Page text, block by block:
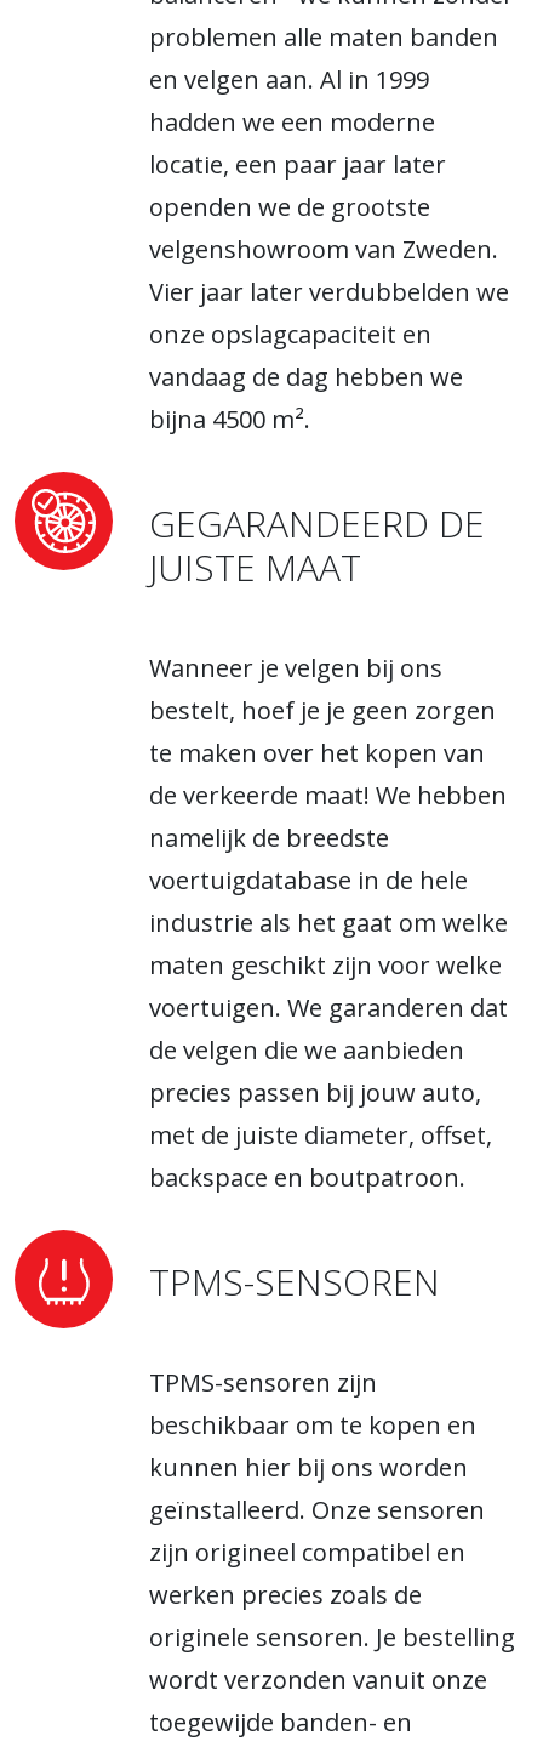
problemen alle maten banden
en velgen aan. Al in 1999
hadden we een moderne
locatie, een paar jaar later
openden we de grootste
velgenshowroom van Zweden.
Vier jaar later verdubbelden we
onze opslagcapaciteit en
vandaag de dag hebben we
bijna 4500 m².
GEGARANDEERD DE
JUISTE MAAT
Wanneer je velgen bij ons
bestelt, hoef je je geen zorgen
te maken over het kopen van
de verkeerde maat! We hebben
namelijk de breedste
voertuigdatabase in de hele
industrie als het gaat om welke
maten geschikt zijn voor welke
voertuigen. We garanderen dat
de velgen die we aanbieden
precies passen bij jouw auto,
met de juiste diameter, offset,
backspace en boutpatroon.
TPMS-SENSOREN
TPMS-sensoren zijn
beschikbaar om te kopen en
kunnen hier bij ons worden
geïnstalleerd. Onze sensoren
zijn origineel compatibel en
werken precies zoals de
originele sensoren. Je bestelling
wordt verzonden vanuit onze
toegewijde banden- en